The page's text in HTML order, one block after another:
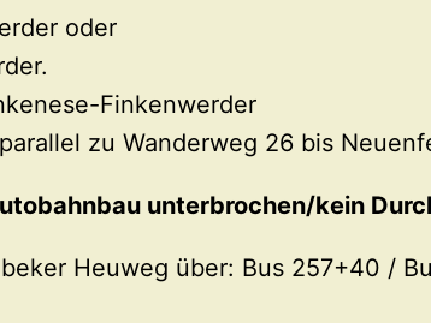
oder
Finkenwerder
zu Wanderweg 26 bis
unterbrochen/kein
Heuweg über: Bus 257+40 /